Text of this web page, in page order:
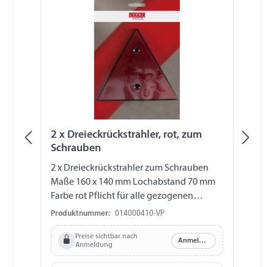
2 x Dreieckrückstrahler, rot, zum
Schrauben
2 x Dreieckrückstrahler zum Schrauben
Maße 160 x 140 mm Lochabstand 70 mm
Farbe rot Pflicht für alle gezogenen
Fahrzeuge. verpackt auf Skinkarton
Produktnummer: 014000410-VP
Preise sichtbar nach
Anmeldung
Anmelden